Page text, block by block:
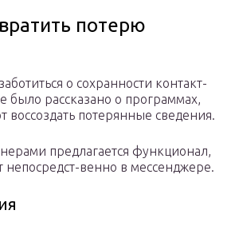
потерю
о сохранности контакт-
было рассказано о программах,
воссоздать потерянные сведения.
предлагается функционал,
непосредст-венно в мессенджере.